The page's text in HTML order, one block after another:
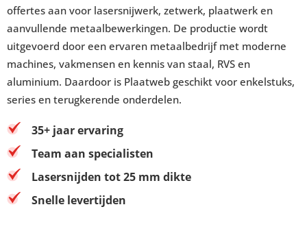
offertes aan voor lasersnijwerk, zetwerk, plaatwerk en
aanvullende metaalbewerkingen. De productie wordt
uitgevoerd door een ervaren metaalbedrijf met moderne
machines, vakmensen en kennis van staal, RVS en
aluminium. Daardoor is Plaatweb geschikt voor enkelstuks,
series en terugkerende onderdelen.
35+ jaar ervaring
Team aan specialisten
Lasersnijden tot 25 mm dikte
Snelle levertijden